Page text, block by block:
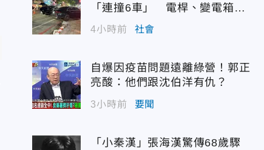
「連撞6車」 電桿、變電箱全
遭殃
4小時前 社會
自爆因疫苗問題遠離綠營！郭正
亮酸：他們跟沈伯洋有仇？
3小時前 要聞
「小秦漢」張海漢驚傳68歲驟